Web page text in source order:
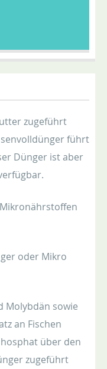
zugeführt
führt
Dünger ist aber
oder Mikro
Molybdän sowie
an Fischen
über den
zugeführt